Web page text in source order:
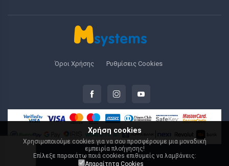
Όροι Χρήσης Ρυθμίσεις Cookies
© 2000-2026 Msystems.gr
Χρήση cookies
Χρησιμοποιούμε cookies για να σου προσφέρουμε μια μοναδική
εμπειρία πλοήγησης!
Επίλεξε παρακάτω ποιά cookies επιθυμείς να λαμβάνεις:
Απαραίτητα Cookies